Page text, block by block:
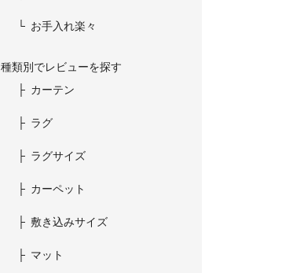
お手入れ楽々
種類別でレビューを探す
カーテン
ラグ
ラグサイズ
カーペット
敷き込みサイズ
マット